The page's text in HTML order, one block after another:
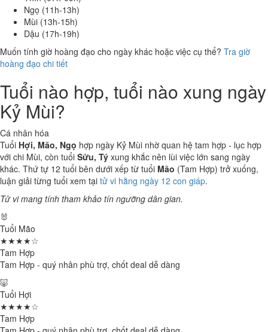
Ngọ (11h-13h)
Mùi (13h-15h)
Dậu (17h-19h)
Muốn tính giờ hoàng đạo cho ngày khác hoặc việc cụ thể? Tra giờ
hoàng đạo chi tiết
Tuổi nào hợp, tuổi nào xung ngày
Kỷ Mùi?
Cá nhân hóa
Tuổi Hợi, Mão, Ngọ hợp ngày Kỷ Mùi nhờ quan hệ tam hợp - lục hợp
với chi Mùi, còn tuổi Sửu, Tý xung khắc nên lùi việc lớn sang ngày
khác. Thứ tự 12 tuổi bên dưới xếp từ tuổi Mão (Tam Hợp) trở xuống,
luận giải từng tuổi xem tại tử vi hằng ngày 12 con giáp.
Tử vi mang tính tham khảo tín ngưỡng dân gian.
🐰
Tuổi Mão
★★★★☆
Tam Hợp
Tam Hợp - quý nhân phù trợ, chốt deal dễ dàng
🐷
Tuổi Hợi
★★★★☆
Tam Hợp